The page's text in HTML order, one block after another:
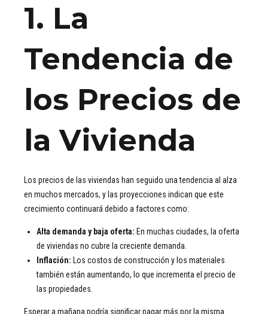
1. La
Tendencia de
los Precios de
la Vivienda
Los precios de las viviendas han seguido una tendencia al alza
en muchos mercados, y las proyecciones indican que este
crecimiento continuará debido a factores como:
Alta demanda y baja oferta: En muchas ciudades, la oferta
de viviendas no cubre la creciente demanda.
Inflación: Los costos de construcción y los materiales
también están aumentando, lo que incrementa el precio de
las propiedades.
Esperar a mañana podría significar pagar más por la misma